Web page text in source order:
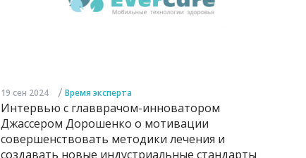
19 сен 2024 / Время эксперта
Интервью с главврачом-инноватором
Джассером Дорошенко о мотивации
совершенствовать методики лечения и
создавать новые индустриальные стандарты